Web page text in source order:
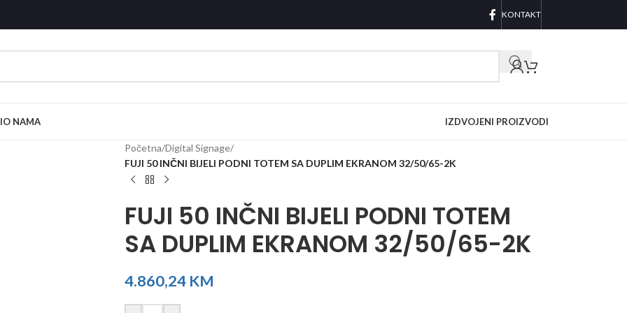
KONTAKT
O NAMA IZDVOJENI PROIZVODI
Početna/Digital Signage/
FUJI 50 INČNI BIJELI PODNI TOTEM SA DUPLIM EKRANOM 32/50/65-2K
FUJI 50 INČNI BIJELI PODNI TOTEM
SA DUPLIM EKRANOM 32/50/65-2K
4.860,24 KM